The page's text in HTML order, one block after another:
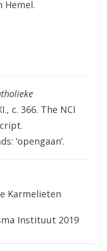
Hemel.
c. 366. The NCI
‘opengaan’.
Karmelieten
Instituut 2019